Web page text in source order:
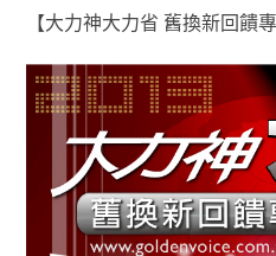
【大力神大力省 舊換新回饋專